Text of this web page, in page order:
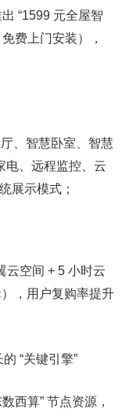
“1599 元全屋智
费上门安装），
、智慧卧室、智慧
电、远程监控、云
展示模式；​
云空间 + 5 小时云
，用户复购率提升
“关键引擎”​
西算” 节点资源，